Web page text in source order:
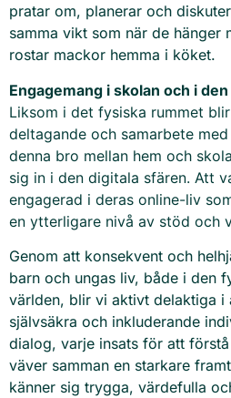
pratar om, planerar och
samma vikt som när de hänger
rostar mackor hemma i köket.
Engagemang i skolan och i
Liksom i det fysiska rummet
deltagande och samarbete
denna bro mellan hem och
sig in i den digitala sfären. Att
engagerad i deras online-liv
en ytterligare nivå av stöd och
Genom att konsekvent och
barn och ungas liv, både i den
världen, blir vi aktivt delaktiga i
självsäkra och inkluderande
dialog, varje insats för att
väver samman en starkare
känner sig trygga, värdefulla